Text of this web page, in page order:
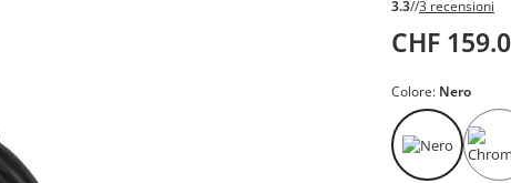
3.3//3 recensioni
CHF
Colore: Nero